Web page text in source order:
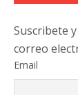
Suscribete
correo
Email